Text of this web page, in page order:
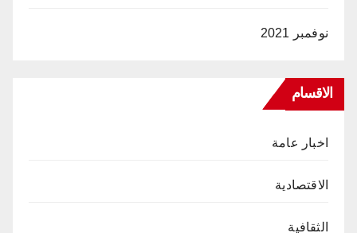
نوفمبر 2021
الاقسام
اخبار عامة
الاقتصادية
الثقافية